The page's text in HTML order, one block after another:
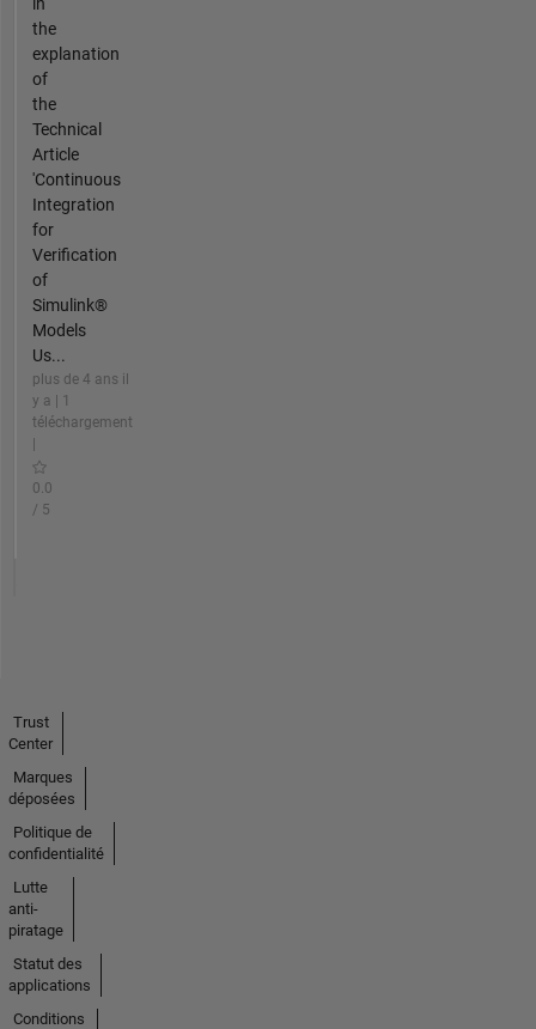
the
explanation
of
the
Technical
Article
'Continuous
Integration
for
Verification
of
Simulink®
Models
Us...
plus de 4 ans il
y a | 1
téléchargement
|
0.0
/ 5
Trust
Center
Marques
déposées
Politique de
confidentialité
Lutte
anti-
piratage
Statut des
applications
Conditions